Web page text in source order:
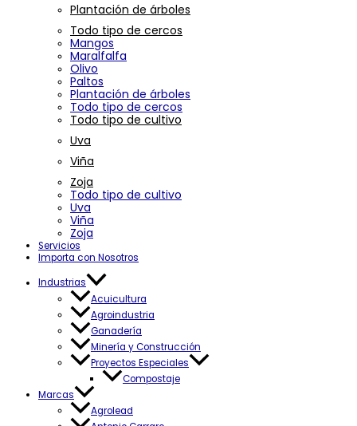
Plantación de árboles
Todo tipo de cercos
Mangos
Maralfalfa
Olivo
Paltos
Plantación de árboles
Todo tipo de cercos
Todo tipo de cultivo
Uva
Viña
Zoja
Todo tipo de cultivo
Uva
Viña
Zoja
Servicios
Importa con Nosotros
Industrias
Acuicultura
Agroindustria
Ganadería
Minería y Construcción
Proyectos Especiales
Compostaje
Marcas
Agrolead